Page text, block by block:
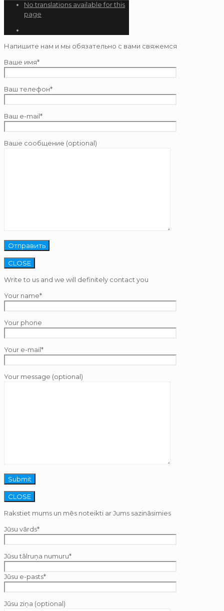
No translations available for this
page
Напишите нам и мы обязательно с вами свяжемся
Ваше имя*
Ваш телефон*
Ваш e-mail*
Ваше сообщение (optional)
CLOSE
Write to us and we will definitely contact you
Your name*
Your phone
Your e-mail*
Your message (optional)
CLOSE
Rakstiet mums un mēs noteikti ar Jums sazināsimies
Jūsu vārds*
Jūsu tālruņa numuru*
Jūsu e-pasts*
Jūsu ziņa (optional)